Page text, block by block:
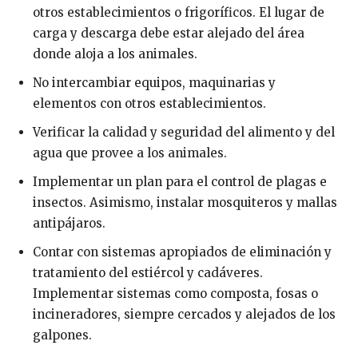
otros establecimientos o frigoríficos. El lugar de
carga y descarga debe estar alejado del área
donde aloja a los animales.
No intercambiar equipos, maquinarias y
elementos con otros establecimientos.
Verificar la calidad y seguridad del alimento y del
agua que provee a los animales.
Implementar un plan para el control de plagas e
insectos. Asimismo, instalar mosquiteros y mallas
antipájaros.
Contar con sistemas apropiados de eliminación y
tratamiento del estiércol y cadáveres.
Implementar sistemas como composta, fosas o
incineradores, siempre cercados y alejados de los
galpones.